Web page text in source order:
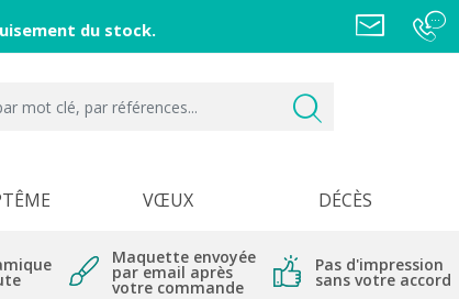
du stock.
VŒUX DÉCÈS
Maquette envoyée
par email après
votre commande
Pas d'impression
sans votre accord